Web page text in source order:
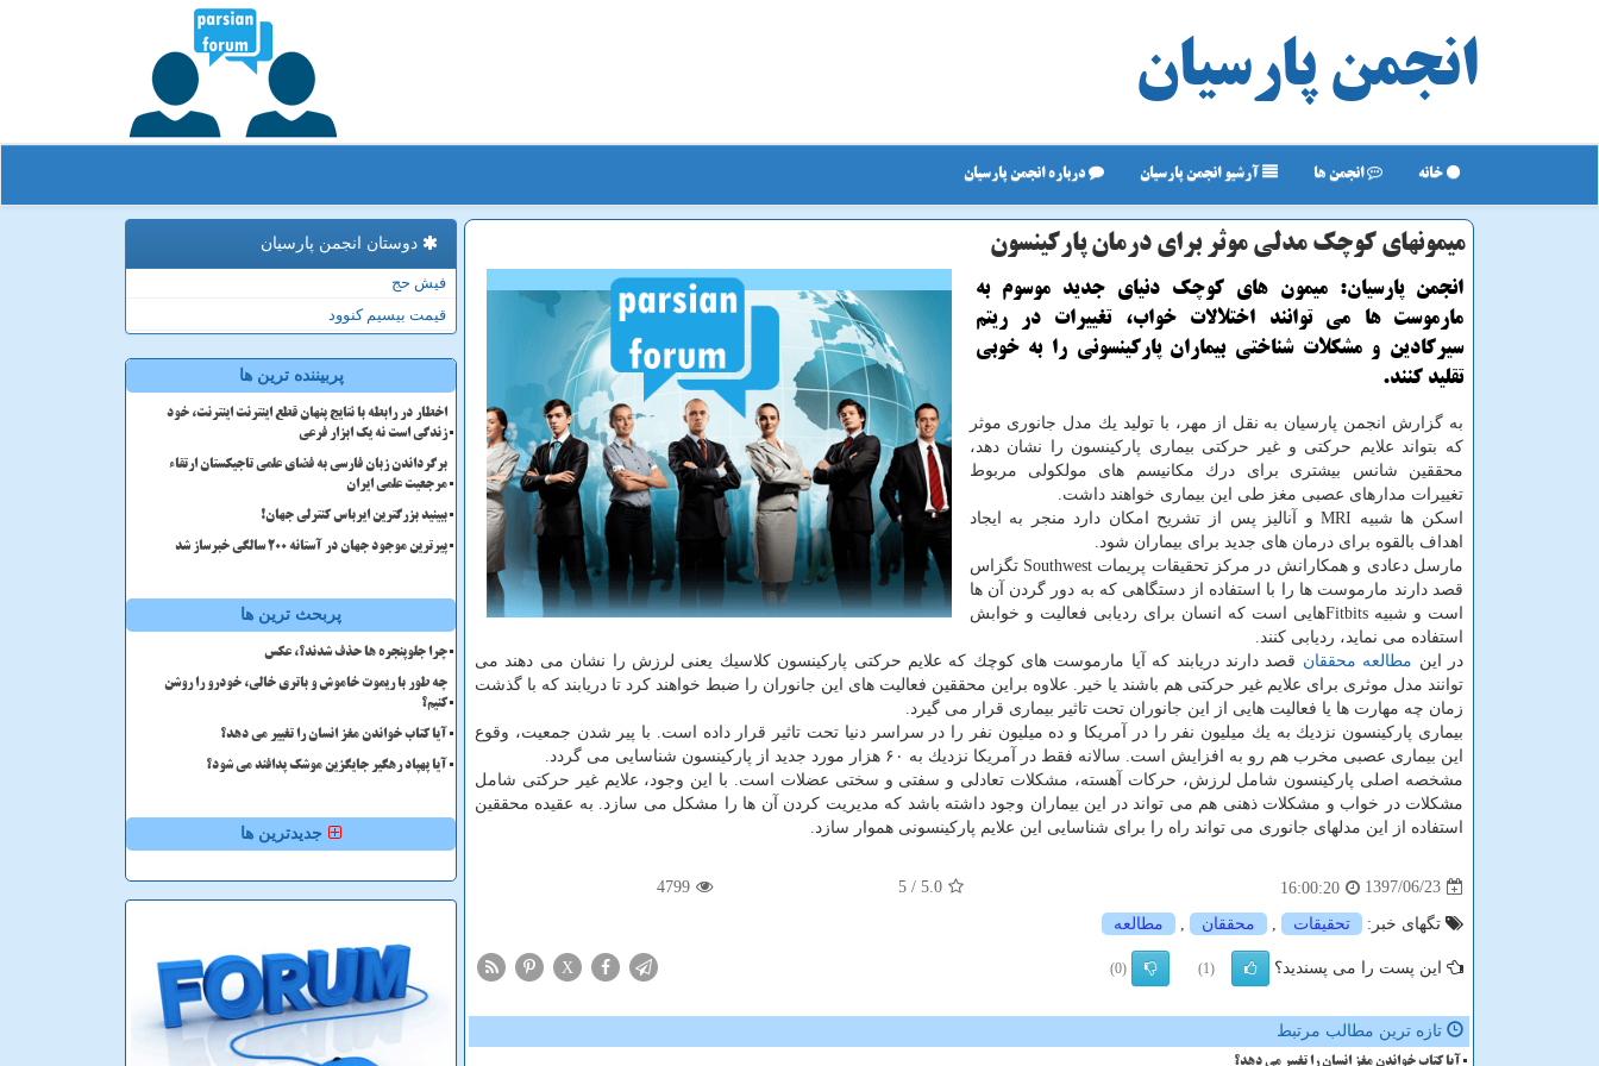
انجمن پارسیان
خانه انجمن ها آرشیو انجمن پارسیان درباره انجمن پارسیان
میمونهای كوچك مدلی موثر برای درمان پاركینسون
انجمن پارسیان: میمون های كوچك دنیای جدید موسوم به
مارموست ها می توانند اختلالات خواب، تغییرات در ریتم
سیركادین و مشكلات شناختی بیماران پاركینسونی را به خوبی
تقلید كنند.
به گزارش انجمن پارسیان به نقل از مهر، با تولید یك مدل جانوری موثر
كه بتواند علایم حركتی و غیر حركتی بیماری پاركینسون را نشان دهد،
محققین شانس بیشتری برای درك مكانیسم های مولكولی مربوط
تغییرات مدارهای عصبی مغز طی این بیماری خواهند داشت.
اسكن ها شبیه MRI و آنالیز پس از تشریح امكان دارد منجر به ایجاد
اهداف بالقوه برای درمان های جدید برای بیماران شود.
مارسل دعادی و همكارانش در مركز تحقیقات پریمات Southwest تگزاس
قصد دارند مارموست ها را با استفاده از دستگاهی كه به دور گردن آن ها
است و شبیه Fitbitsهایی است كه انسان برای ردیابی فعالیت و خوابش
استفاده می نماید، ردیابی كنند.
در این مطالعه محققان قصد دارند دریابند كه آیا مارموست های كوچك كه علایم حركتی پاركینسون كلاسیك یعنی لرزش را نشان می دهند می
توانند مدل موثری برای علایم غیر حركتی هم باشند یا خیر. علاوه براین محققین فعالیت های این جانوران را ضبط خواهند كرد تا دریابند كه با گذشت
زمان چه مهارت ها یا فعالیت هایی از این جانوران تحت تاثیر بیماری قرار می گیرد.
بیماری پاركینسون نزدیك به یك میلیون نفر را در آمریكا و ده میلیون نفر را در سراسر دنیا تحت تاثیر قرار داده است. با پیر شدن جمعیت، وقوع
این بیماری عصبی مخرب هم رو به افزایش است. سالانه فقط در آمریكا نزدیك به ۶۰ هزار مورد جدید از پاركینسون شناسایی می گردد.
مشخصه اصلی پاركینسون شامل لرزش، حركات آهسته، مشكلات تعادلی و سفتی و سختی عضلات است. با این وجود، علایم غیر حركتی شامل
مشكلات در خواب و مشكلات ذهنی هم می تواند در این بیماران وجود داشته باشد كه مدیریت كردن آن ها را مشكل می سازد. به عقیده محققین
استفاده از این مدلهای جانوری می تواند راه را برای شناسایی این علایم پاركینسونی هموار سازد.
1397/06/23
16:00:20
5.0
/ 5
4799
تگهای خبر: تحقیقات محققان مطالعه
این پست را می پسندید؟ (1)
(0)
X
تازه ترین مطالب مرتبط
آیا کتاب خواندن مغز انسان را تغییر می دهد؟
دوستان انجمن پارسیان
فیش حج
قیمت بیسیم کنوود
پربیننده ترین ها
اخطار در رابطه با نتایج پنهان قطع اینترنت اینترنت، خود
زندگی است نه یک ابزار فرعی
برگرداندن زبان فارسی به فضای علمی تاجیکستان ارتقاء
مرجعیت علمی ایران
ببینید بزرگترین ایرباس کنترلی جهان!
پیرترین موجود جهان در آستانه ۲۰۰ سالگی خبرساز شد
پربحث ترین ها
چرا جلوپنجره ها حذف شدند؟، عکس
چه طور با ریموت خاموش و باتری خالی، خودرو را روشن
کنیم؟
آیا کتاب خواندن مغز انسان را تغییر می دهد؟
آیا پهپاد رهگیر جایگزین موشک پدافند می شود؟
جدیدترین ها